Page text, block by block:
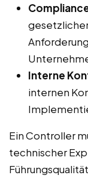
Interne
internen
Ein Controller
technischer